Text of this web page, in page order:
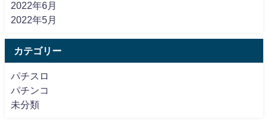
2022年6月
2022年5月
カテゴリー
パチスロ
パチンコ
未分類